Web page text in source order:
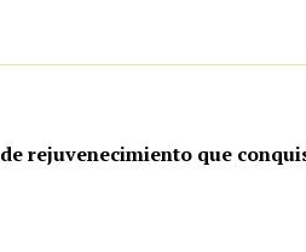
de rejuvenecimiento que